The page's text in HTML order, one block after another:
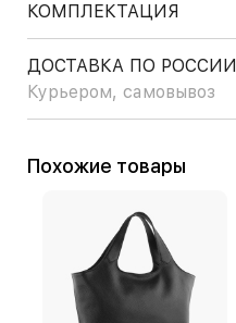
КОМПЛЕКТАЦИЯ
ДОСТАВКА ПО РОССИИ
Курьером, самовывоз
Похожие товары